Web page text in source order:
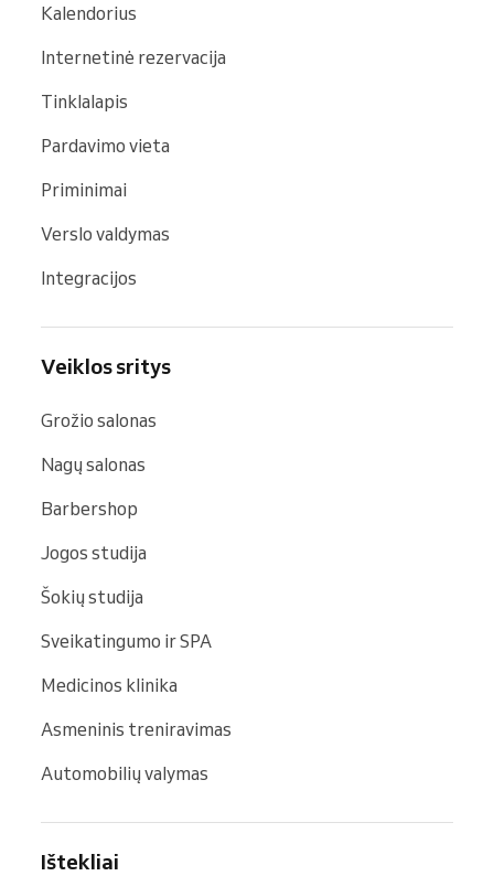
Kalendorius
Internetinė rezervacija
Tinklalapis
Pardavimo vieta
Priminimai
Verslo valdymas
Integracijos
Veiklos sritys
Grožio salonas
Nagų salonas
Barbershop
Jogos studija
Šokių studija
Sveikatingumo ir SPA
Medicinos klinika
Asmeninis treniravimas
Automobilių valymas
Ištekliai